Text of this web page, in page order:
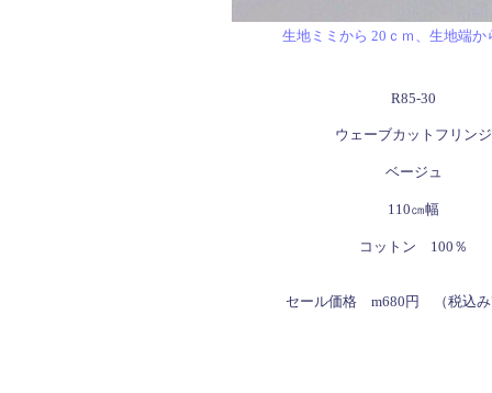
生地ミミから 20ｃｍ、生地端
R85-30
ウェーブカットフリンジ
ベージュ
110㎝幅
コットン 100％
セール価格 m680円 （税込み